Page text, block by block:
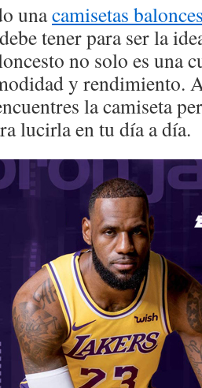
unacamisetas
tener para ser la
no solo es una
y rendimiento.
la camiseta
lucirla en tu día a día.